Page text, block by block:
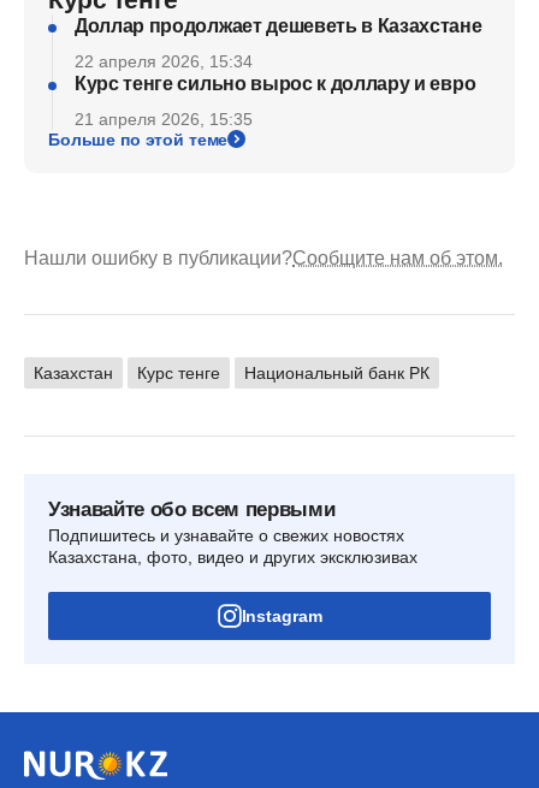
Доллар продолжает дешеветь в Казахстане
22 апреля 2026, 15:34
Курс тенге сильно вырос к доллару и евро
21 апреля 2026, 15:35
Больше по этой теме
Нашли ошибку в публикации?Сообщите нам об этом.
Казахстан Курс тенге Национальный банк РК
Узнавайте обо всем первыми
Подпишитесь и узнавайте о свежих новостях
Казахстана, фото, видео и других эксклюзивах
Instagram